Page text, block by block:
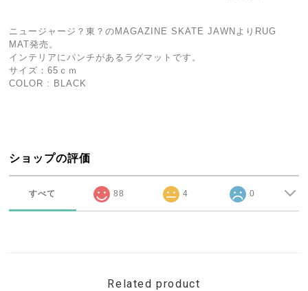
ニュージャージ？東？のMAGAZINE SKATE JAWNよりRUG
MAT発売。
インテリアにパンチがあるラグマットです。
サイズ：65ｃｍ
COLOR : BLACK
ショップの評価
すべて 88 4 0
Related product